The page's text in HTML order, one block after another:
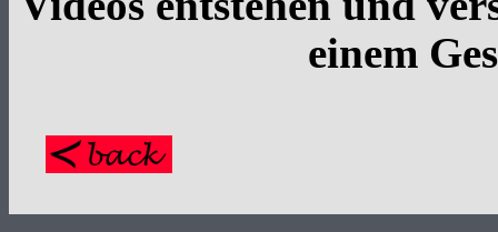
einem